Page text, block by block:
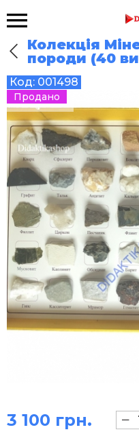
Колекція
породи (40
Код: 001498
Продано
3 100 грн.